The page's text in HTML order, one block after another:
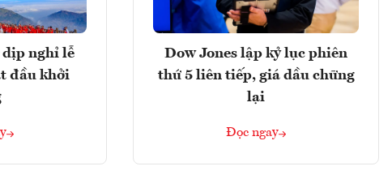
nghỉ lễ
đầu khởi
Dow Jones lập kỷ lục phiên
thứ 5 liên tiếp, giá dầu chững
lại
Đọc ngay